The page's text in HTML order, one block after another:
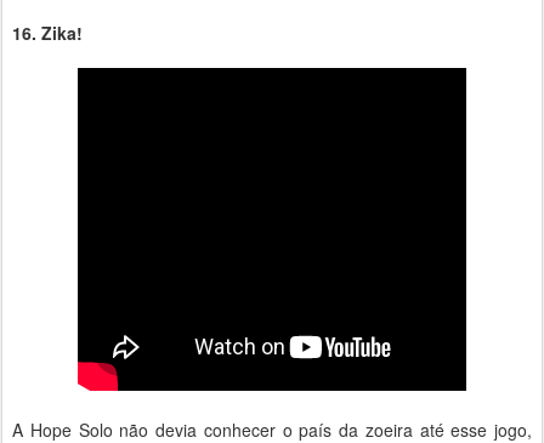
16. Zika!
A Hope Solo não devia conhecer o país da zoeira até esse jogo,